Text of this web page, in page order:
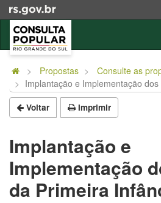
para
conteúdo
para
menu
para
busca
Início
conteúdo
Propostas
Consulte as
Implantação e Implementação dos
Voltar Imprimir
Implantação e
Implementação
da Primeira